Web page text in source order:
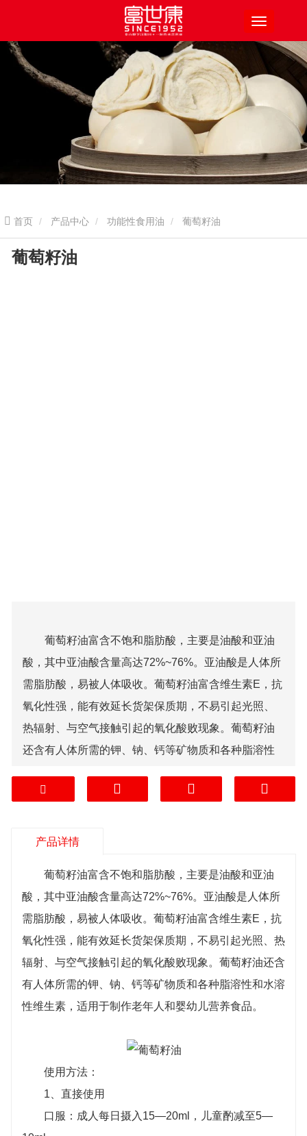
首页 产品中心 功能性食用油 葡萄籽油
葡萄籽油
葡萄籽油富含不饱和脂肪酸，主要是油酸和亚油
酸，其中亚油酸含量高达72%~76%。亚油酸是人体所
需脂肪酸，易被人体吸收。葡萄籽油富含维生素E，抗
氧化性强，能有效延长货架保质期，不易引起光照、
热辐射、与空气接触引起的氧化酸败现象。葡萄籽油
还含有人体所需的钾、钠、钙等矿物质和各种脂溶性
品。
1、直接使用
10ml。
凉拌：将油添加到凉菜或者沙拉中，美味速升
级。
烘培：代替普通食用油或奶油烘焙糕点，清香宜
人。
烹饪：需低温烹饪，大可能保护油的营养成分。
2、 调和食用：
产品详情
葡萄籽油富含不饱和脂肪酸，主要是油酸和亚油
酸，其中亚油酸含量高达72%~76%。亚油酸是人体所
需脂肪酸，易被人体吸收。葡萄籽油富含维生素E，抗
氧化性强，能有效延长货架保质期，不易引起光照、热
辐射、与空气接触引起的氧化酸败现象。葡萄籽油还含
有人体所需的钾、钠、钙等矿物质和各种脂溶性和水溶
性维生素，适用于制作老年人和婴幼儿营养食品。
使用方法：
1、直接使用
口服：成人每日摄入15—20ml，儿童酌减至5—